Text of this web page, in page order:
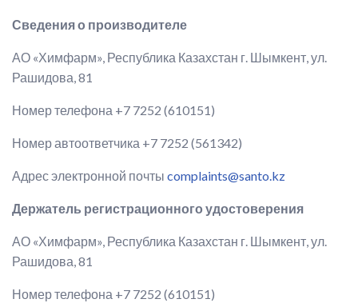
Сведения о производителе
АО «Химфарм», Республика Казахстан г. Шымкент, ул.
Рашидова, 81
Номер телефона +7 7252 (610151)
Номер автоответчика +7 7252 (561342)
Адрес электронной почты complaints@santo.kz
Держатель регистрационного удостоверения
АО «Химфарм», Республика Казахстан г. Шымкент, ул.
Рашидова, 81
Номер телефона +7 7252 (610151)